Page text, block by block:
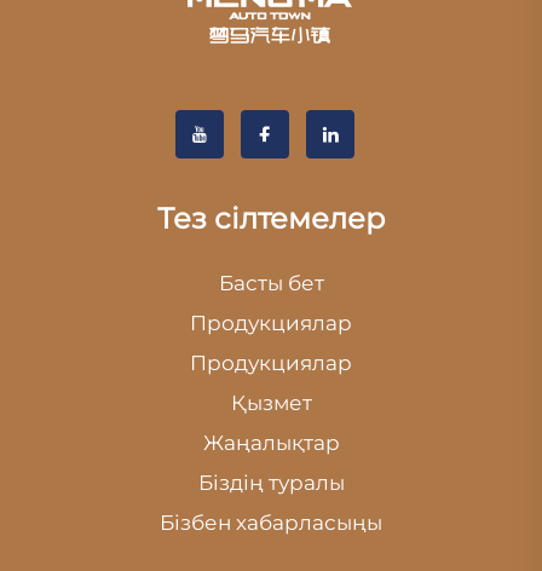
Тез сілтемелер
Басты бет
Продукциялар
Продукциялар
Қызмет
Жаңалықтар
Біздің туралы
Бізбен хабарласыңы